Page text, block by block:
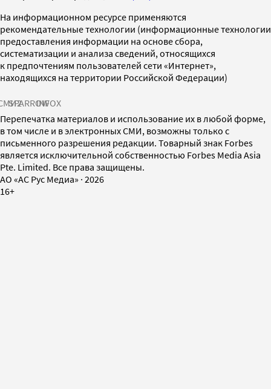
На информационном ресурсе применяются
рекомендательные технологии (информационные технологии
предоставления информации на основе сбора,
систематизации и анализа сведений, относящихся
к предпочтениям пользователей сети «Интернет»,
находящихся на территории Российской Федерации)
SPARROWINFOX
Перепечатка материалов и использование их в любой форме,
в том числе и в электронных СМИ, возможны только с
письменного разрешения редакции. Товарный знак Forbes
является исключительной собственностью Forbes Media Asia
Pte. Limited. Все права защищены.
AO «АС Рус Медиа» · 2026
16+